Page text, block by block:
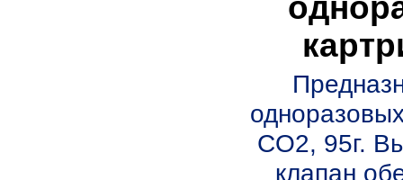
CO2, 95г.
клапан